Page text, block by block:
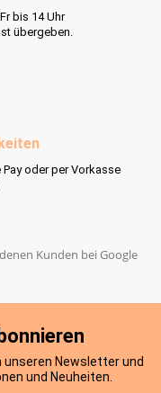
bis 14 Uhr
übergeben.
Pay oder per Vorkasse
Kunden bei Google
unseren Newsletter und
und Neuheiten.